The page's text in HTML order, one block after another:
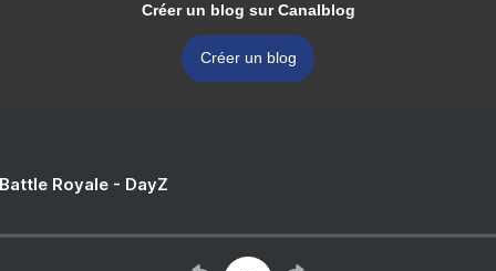
Créer un blog sur Canalblog
Créer un blog
Royale - DayZ